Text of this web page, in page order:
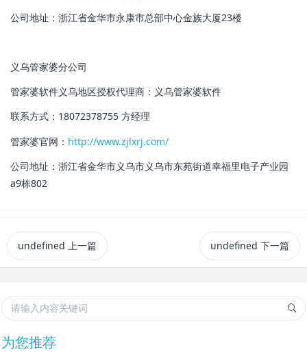
公司地址：浙江省金华市永康市总部中心金族大厦23楼
义乌管家婆分公司
管家婆软件义乌地区授权代理商： 义乌管家婆软件
联系方式：18072378755 方经理
管家婆官网： http://www.zjlxrj.com/
公司地址：浙江省金华市义乌市义乌市东苑街道幸福里电子产业园
a9栋802
undefined 上一篇 undefined 下一篇
为您推荐